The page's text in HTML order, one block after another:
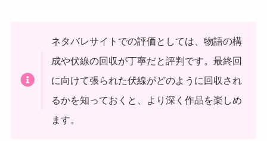
ネタバレサイトでの評価としては、物語の構
成や伏線の回収が丁寧だと評判です。最終回
に向けて張られた伏線がどのように回収され
るかを知っておくと、より深く作品を楽しめ
ます。